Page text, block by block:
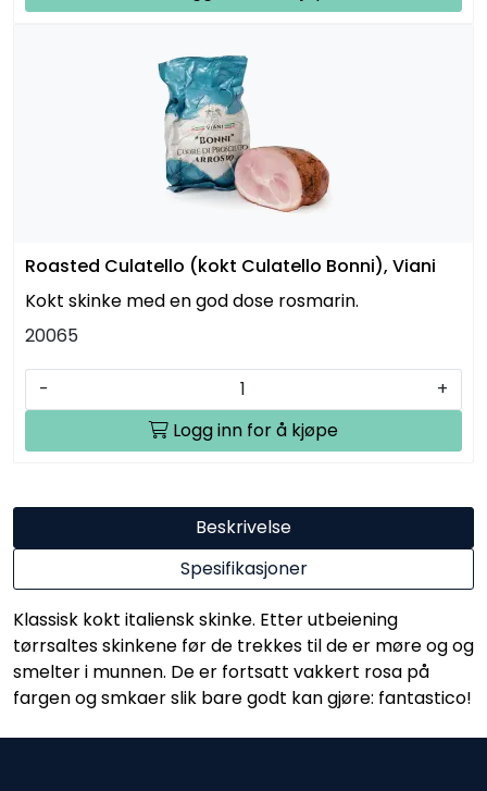
Roasted Culatello (kokt Culatello Bonni), Viani
Kokt skinke med en god dose rosmarin.
20065
-
+
Logg inn for å kjøpe
Beskrivelse
Spesifikasjoner
Klassisk kokt italiensk skinke. Etter utbeiening
tørrsaltes skinkene før de trekkes til de er møre og og
smelter i munnen. De er fortsatt vakkert rosa på
fargen og smkaer slik bare godt kan gjøre: fantastico!